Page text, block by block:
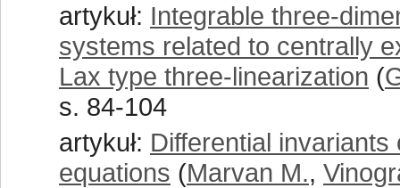
artykuł: Integrable three-
systems related to centrally
Lax type three-linearization (
s. 84-104
artykuł: Differential
equations (Marvan M.,